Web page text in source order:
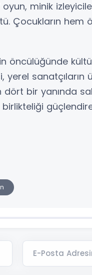
minik
Çocukların hem
öncülüğünde
yerel sanatçıların
dört bir yanında
E-Posta